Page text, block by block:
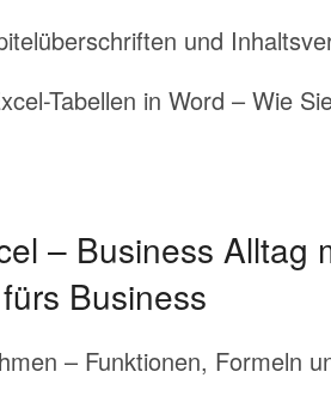
und
Tabellen in Word – Wie
– Business Alltag
Business
– Funktionen, Formeln